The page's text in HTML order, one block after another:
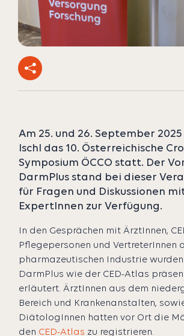
Am 25. und 26. September
Ischl das 10. Österreichische
Symposium ÖCCO statt. Der
DarmPlus stand bei dieser
für Fragen und Diskussionen
ExpertInnen zur Verfügung.
In den Gesprächen mit ÄrztInnen,
Pflegepersonen und VertreterInnen
pharmazeutischen Industrie
DarmPlus wie der CED-Atlas
erläutert. ÄrztInnen aus dem
Bereich und Krankenanstalten,
DiätologInnen hatten vor Ort die
den CED-Atlas zu registrieren.